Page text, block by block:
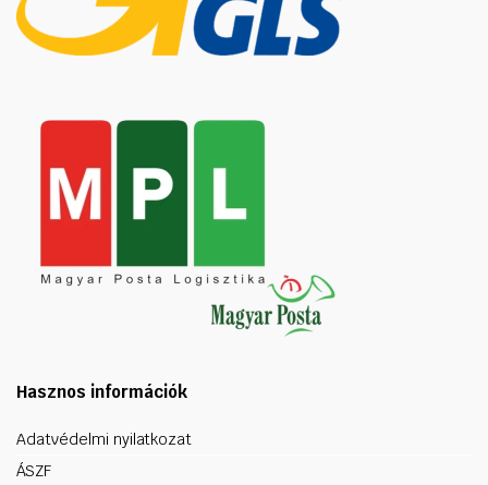
Hasznos információk
Adatvédelmi nyilatkozat
ÁSZF